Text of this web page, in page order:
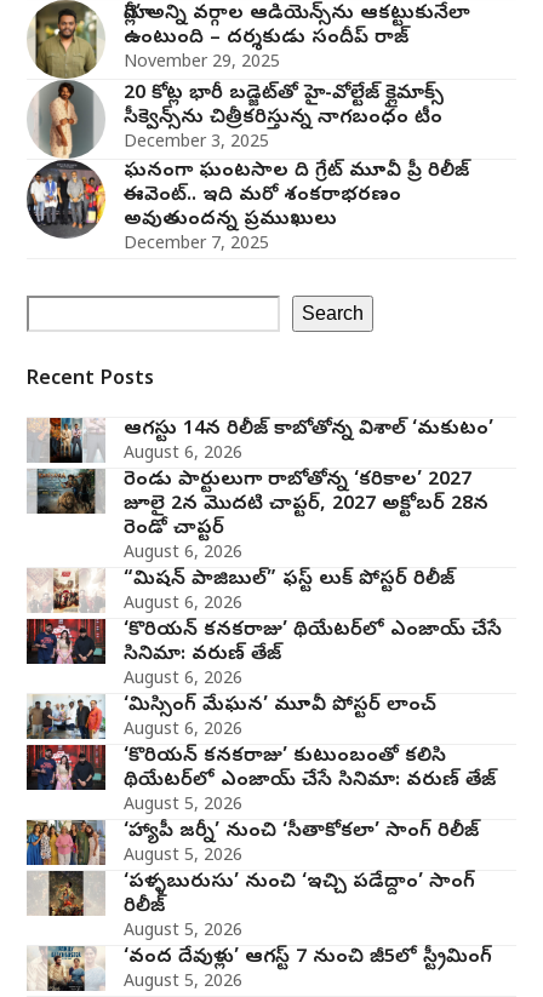
మోగ్లీ’ అన్ని వర్గాల ఆడియెన్స్‌ను ఆకట్టుకునేలా
ఉంటుంది – దర్శకుడు సందీప్ రాజ్
November 29, 2025
20 కోట్ల భారీ బడ్జెట్‌తో హై-వోల్టేజ్ క్లైమాక్స్
సీక్వెన్స్‌ను చిత్రీకరిస్తున్న నాగబంధం టీం
December 3, 2025
ఘనంగా ఘంటసాల ది గ్రేట్ మూవీ ప్రీ రిలీజ్
ఈవెంట్.. ఇది మరో శంకరాభరణం
అవుతుందన్న ప్రముఖులు
December 7, 2025
Search
Recent Posts
ఆగస్టు 14న రిలీజ్ కాబోతోన్న విశాల్ ‘మకుటం’
August 6, 2026
రెండు పార్టులుగా రాబోతోన్న ‘కరికాల’ 2027
జూలై 2న మొదటి చాప్టర్‌, 2027 అక్టోబర్ 28న
రెండో చాప్టర్
August 6, 2026
“మిషన్ పాజిబుల్” ఫస్ట్ లుక్ పోస్టర్ రిలీజ్
August 6, 2026
‘కొరియన్ కనకరాజు’ థియేటర్‌లో ఎంజాయ్ చేసే
సినిమా: వరుణ్ తేజ్
August 6, 2026
‘మిస్సింగ్ మేఘన’ మూవీ పోస్టర్ లాంచ్
August 6, 2026
‘కొరియన్ కనకరాజు’ కుటుంబంతో కలిసి
థియేటర్‌లో ఎంజాయ్ చేసే సినిమా: వరుణ్ తేజ్
August 5, 2026
‘హ్యాపీ జర్నీ’ నుంచి ‘సీతాకోకలా’ సాంగ్ రిలీజ్
August 5, 2026
‘పళ్ళబురుసు’ నుంచి ‘ఇచ్చి పడేద్దాం’ సాంగ్
రిలీజ్
August 5, 2026
‘వంద దేవుళ్లు’ ఆగస్ట్ 7 నుంచి జీ5లో స్ట్రీమింగ్
August 5, 2026